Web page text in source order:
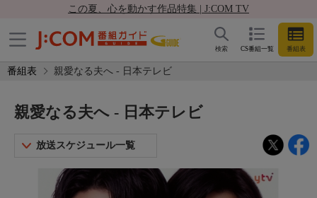
この夏、心を動かす作品特集 | J:COM TV
CS番組一覧 番組表
検索
番組表 親愛なる夫へ - 日本テレビ
親愛なる夫へ - 日本テレビ
放送スケジュール一覧